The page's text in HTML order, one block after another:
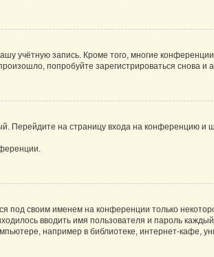
учётную запись. Кроме того, многие
попробуйте зарегистрироваться снова и
Перейдите на страницу входа на конференцию и
под своим именем на конференции только
вводить имя пользователя и пароль
например в библиотеке, интернет-кафе,